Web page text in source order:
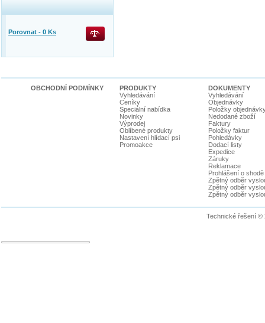
Porovnat - 0 Ks
OBCHODNÍ PODMÍNKY
PRODUKTY
Vyhledávání
Ceníky
Speciální nabídka
Novinky
Výprodej
Oblíbené produkty
Nastavení hlídací psi
Promoakce
DOKUMENTY
Vyhledávání
Objednávky
Položky
Nedodané zboží
Faktury
Položky faktur
Pohledávky
Dodací listy
Expedice
Záruky
Reklamace
Prohlášení o shodě
Zpětný odběr
Zpětný odběr
Zpětný odběr
Technické řešení ©